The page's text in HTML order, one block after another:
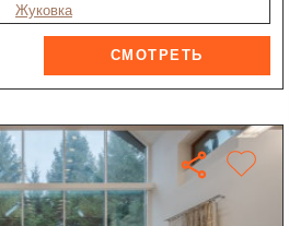
Жуковка